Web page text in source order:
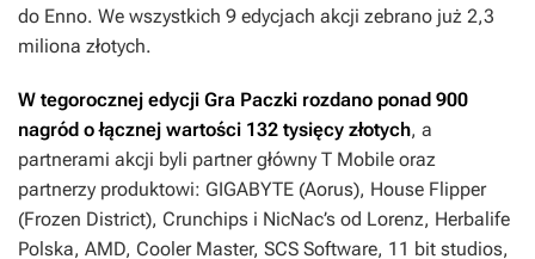
do Enno. We wszystkich 9 edycjach akcji zebrano już 2,3
miliona złotych.
W tegorocznej edycji Gra Paczki rozdano ponad 900
nagród o łącznej wartości 132 tysięcy złotych, a
partnerami akcji byli partner główny T Mobile oraz
partnerzy produktowi: GIGABYTE (Aorus), House Flipper
(Frozen District), Crunchips i NicNac’s od Lorenz, Herbalife
Polska, AMD, Cooler Master, SCS Software, 11 bit studios,